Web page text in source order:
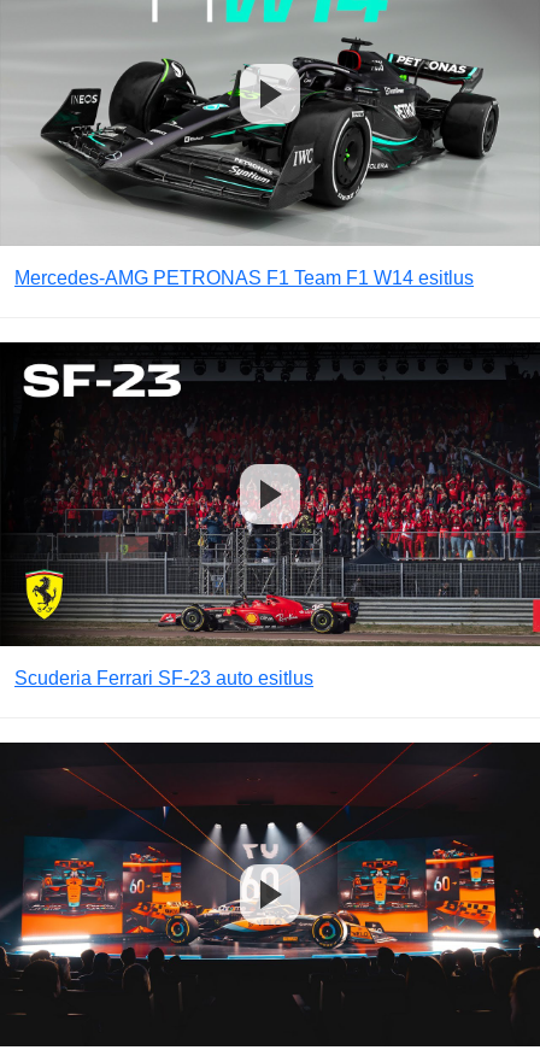
Mercedes-AMG PETRONAS F1 Team F1 W14 esitlus
Scuderia Ferrari SF-23 auto esitlus